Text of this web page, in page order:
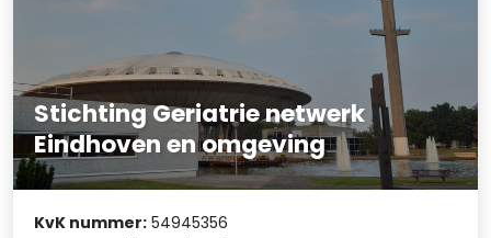
Stichting Geriatrie netwerk
Eindhoven en omgeving
KvK nummer: 54945356